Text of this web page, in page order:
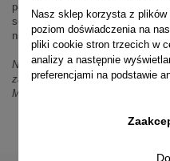
poniedziałek - piątek: 11.00-19.00
sobota: 10.00-14.00
niedziela (każda): nieczynne
Nie odpowiadamy na wiadomości
zamówień i oferty prosimy o
Messenger.
Nasz sklep korzysta z
poziom doświadczenia na
pliki cookie stron trzecich w
analizy a następnie
preferencjami na podstawie